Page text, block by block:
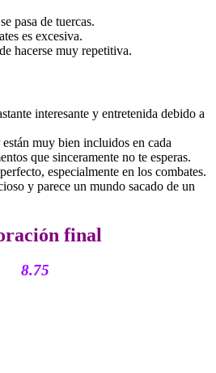
pasa de tuercas.
es excesiva.
hacerse muy repetitiva.
interesante y entretenida debido a
muy bien incluidos en cada
que sinceramente no te esperas.
especialmente en los combates.
y parece un mundo sacado de un
final
8.75